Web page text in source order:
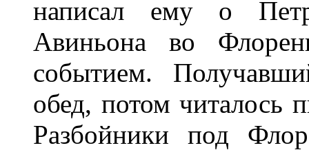
написал ему о
Авиньона во
событием.
обед, потом читалось
Разбойники под